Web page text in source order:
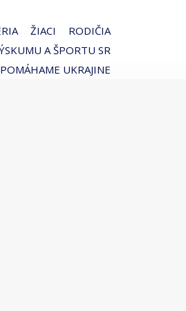
ŽIACI
RODIČIA
A ŠPORTU SR
POMÁHAME UKRAJINE